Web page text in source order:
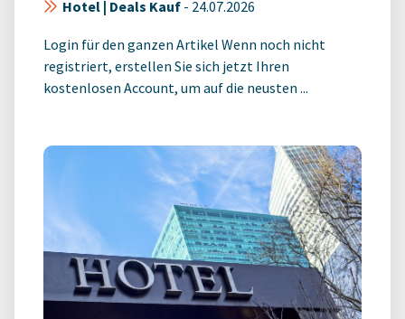
Hotel | Deals Kauf - 24.07.2026
Login für den ganzen Artikel Wenn noch nicht
registriert, erstellen Sie sich jetzt Ihren
kostenlosen Account, um auf die neusten ...